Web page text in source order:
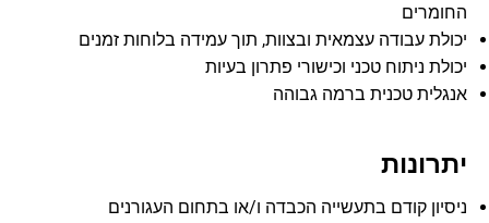
החומרים
יכולת עבודה עצמאית ובצוות, תוך עמידה בלוחות זמנים
יכולת ניתוח טכני וכישורי פתרון בעיות
אנגלית טכנית ברמה גבוהה
יתרונות
ניסיון קודם בתעשייה הכבדה ו/או בתחום העגורנים